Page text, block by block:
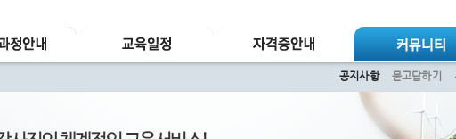
공지사항 묻고답하기